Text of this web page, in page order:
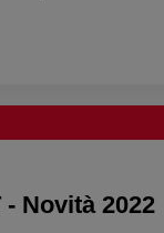
- Novità 2022